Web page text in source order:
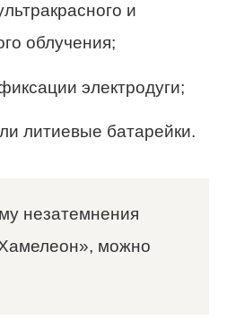
и
облучения;
электродуги;
литиевые батарейки.
незатемнения
можно